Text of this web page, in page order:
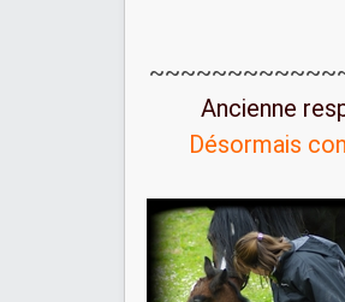
Ancienne
Désormais